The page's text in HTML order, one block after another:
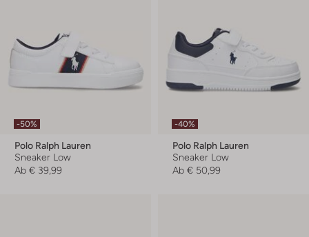
-50%
Polo Ralph Lauren
Sneaker Low
Ab € 39,99
-40%
Polo Ralph Lauren
Sneaker Low
Ab € 50,99